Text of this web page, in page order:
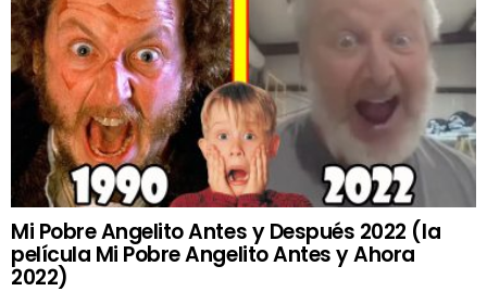
Mi Pobre Angelito Antes y Después 2022 (la
película Mi Pobre Angelito Antes y Ahora
2022)